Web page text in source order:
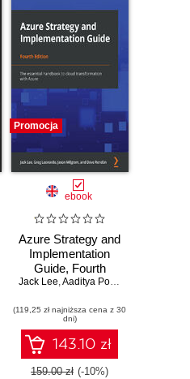
David Rendón
Promocja
ebook
Azure Strategy and
Implementation
Guide, Fourth
Edition. The
to cloud
transformation with
Azure - Fourth
Edition
Jack Lee,Aaditya Pokkunuri
(119,25 zł najniższa cena z 30
dni)
143.10 zł
159.00 zł (-10%)